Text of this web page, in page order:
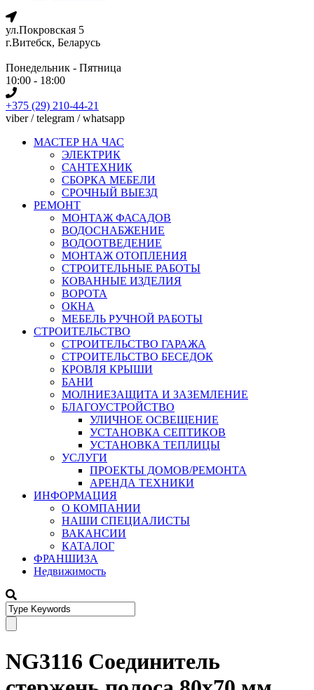
ул.Покровская 5
г.Витебск, Беларусь
Понедельник - Пятница
10:00 - 18:00
+375 (29) 210-44-21
viber / telegram / whatsapp
МАСТЕР НА ЧАС
ЭЛЕКТРИК
САНТЕХНИК
СБОРКА МЕБЕЛИ
СРОЧНЫЙ ВЫЕЗД
РЕМОНТ
МОНТАЖ ФАСАДОВ
ВОДОСНАБЖЕНИЕ
ВОДООТВЕДЕНИЕ
МОНТАЖ ОТОПЛЕНИЯ
СТРОИТЕЛЬНЫЕ РАБОТЫ
КОВАННЫЕ ИЗДЕЛИЯ
ВОРОТА
ОКНА
МЕБЕЛЬ РУЧНОЙ РАБОТЫ
СТРОИТЕЛЬСТВО
СТРОИТЕЛЬСТВО ГАРАЖА
СТРОИТЕЛЬСТВО БЕСЕДОК
КРОВЛЯ КРЫШИ
БАНИ
МОЛНИЕЗАЩИТА И ЗАЗЕМЛЕНИЕ
БЛАГОУСТРОЙСТВО
УЛИЧНОЕ ОСВЕЩЕНИЕ
УСТАНОВКА СЕПТИКОВ
УСТАНОВКА ТЕПЛИЦЫ
УСЛУГИ
ПРОЕКТЫ ДОМОВ/РЕМОНТА
АРЕНДА ТЕХНИКИ
ИНФОРМАЦИЯ
О КОМПАНИИ
НАШИ СПЕЦИАЛИСТЫ
ВАКАНСИИ
КАТАЛОГ
ФРАНШИЗА
Недвижимость
NG3116 Соединитель